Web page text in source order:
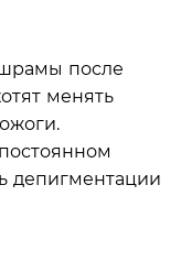
после
менять
депигментации